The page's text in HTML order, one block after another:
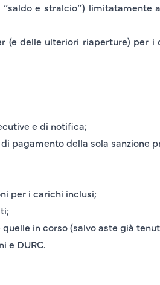
e stralcio”) limitatamente
delle ulteriori riaperture) per i
e di notifica;
pagamento della sola sanzione
per i carichi inclusi;
in corso (salvo aste già
e DURC.